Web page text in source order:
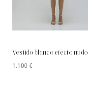
Vestido blanco efecto nudo
1.100 €